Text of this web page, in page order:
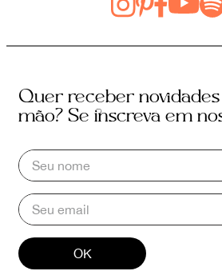
Quer receber
mão? Se inscreva em
OK